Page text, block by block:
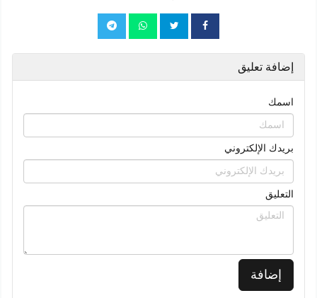
إضافة تعليق
اسمك
بريدك الإلكتروني
التعليق
إضافة